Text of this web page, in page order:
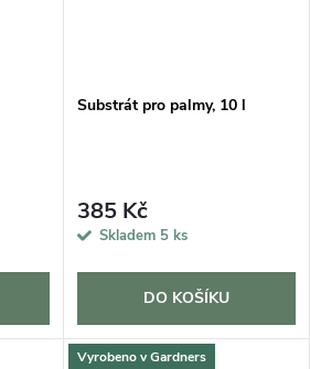
Substrát pro palmy, 10 l
385 Kč
Skladem 5 ks
DO KOŠÍKU
Vyrobeno v Gardners